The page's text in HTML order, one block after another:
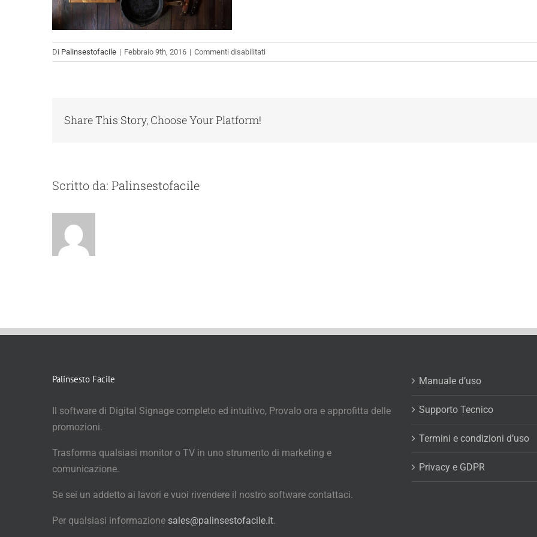
Di Palinsestofacile | Febbraio 9th, 2016 | Commenti disabilitatisu
blog_posts_img_1_big
Share This Story, Choose Your Platform!
Scritto da: Palinsestofacile
Palinsesto Facile
Il software di Digital Signage completo ed intuitivo, Provalo ora e approfitta delle
promozioni.
Trasforma qualsiasi monitor o TV in uno strumento di marketing e
comunicazione.
Se sei un addetto ai lavori e vuoi rivendere il nostro software contattaci.
Per qualsiasi informazione sales@palinsestofacile.it.
Manuale d’uso
Supporto Tecnico
Termini e condizioni d’uso
Privacy e GDPR